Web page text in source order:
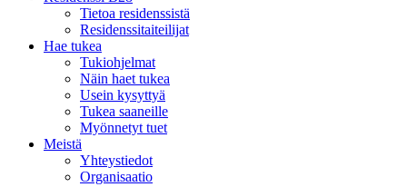
Tietoa residenssistä
Residenssitaiteilijat
Hae tukea
Tukiohjelmat
Näin haet tukea
Usein kysyttyä
Tukea saaneille
Myönnetyt tuet
Meistä
Yhteystiedot
Organisaatio